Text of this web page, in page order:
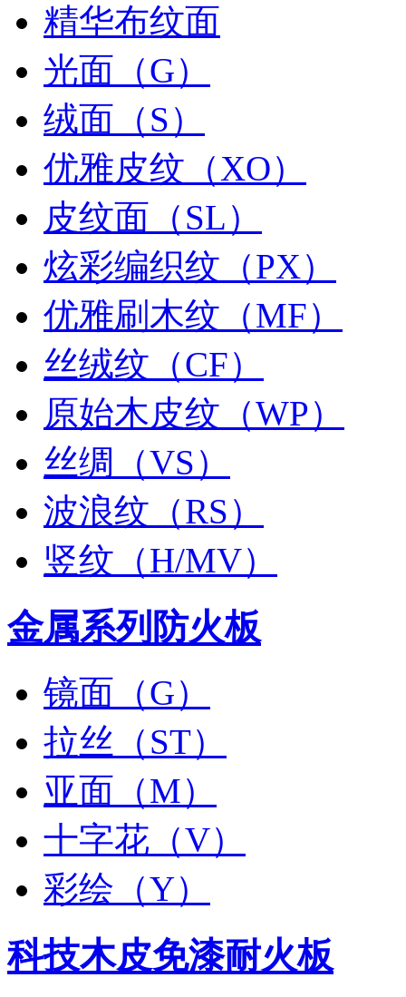
精华布纹面
光面（G）
绒面（S）
优雅皮纹（XO）
皮纹面（SL）
炫彩编织纹（PX）
优雅刷木纹（MF）
丝绒纹（CF）
原始木皮纹（WP）
丝绸（VS）
波浪纹（RS）
竖纹（H/MV）
金属系列防火板
镜面（G）
拉丝（ST）
亚面（M）
十字花（V）
彩绘（Y）
科技木皮免漆耐火板